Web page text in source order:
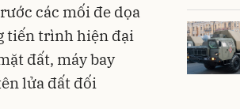
các mối đe dọa
tiến trình hiện đại
đất, máy bay
lửa đất đối